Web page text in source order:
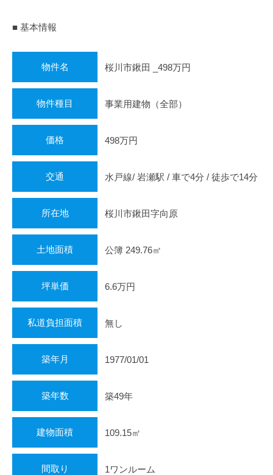
■ 基本情報
物件名 桜川市鍬田 _498万円
物件種目 事業用建物（全部）
価格 498万円
交通 水戸線/ 岩瀬駅 / 車で4分 / 徒歩で14分
所在地 桜川市鍬田字向原
土地面積 公簿 249.76㎡
坪単価 6.6万円
私道負担面積 無し
築年月 1977/01/01
築年数 築49年
建物面積 109.15㎡
間取り 1ワンルーム